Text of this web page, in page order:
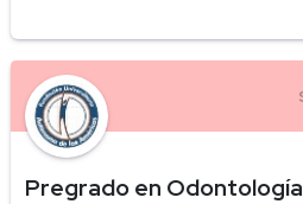
Pregrado en Odontología